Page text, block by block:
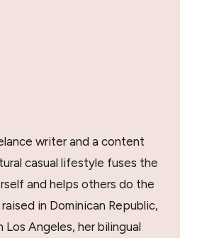
writer and a content
casual lifestyle fuses the
and helps others do the
in Dominican Republic,
Los Angeles, her bilingual